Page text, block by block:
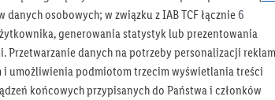
Bądź na bieżąco
Otrzymuj newsletter Lidla
osobowych; w związku z IAB TCF łącznie 6
generowania statystyk lub prezentowania
Przetwarzanie danych na potrzeby personalizacji reklam
i umożliwienia podmiotom trzecim wyświetlania treści
końcowych przypisanych do Państwa i członków